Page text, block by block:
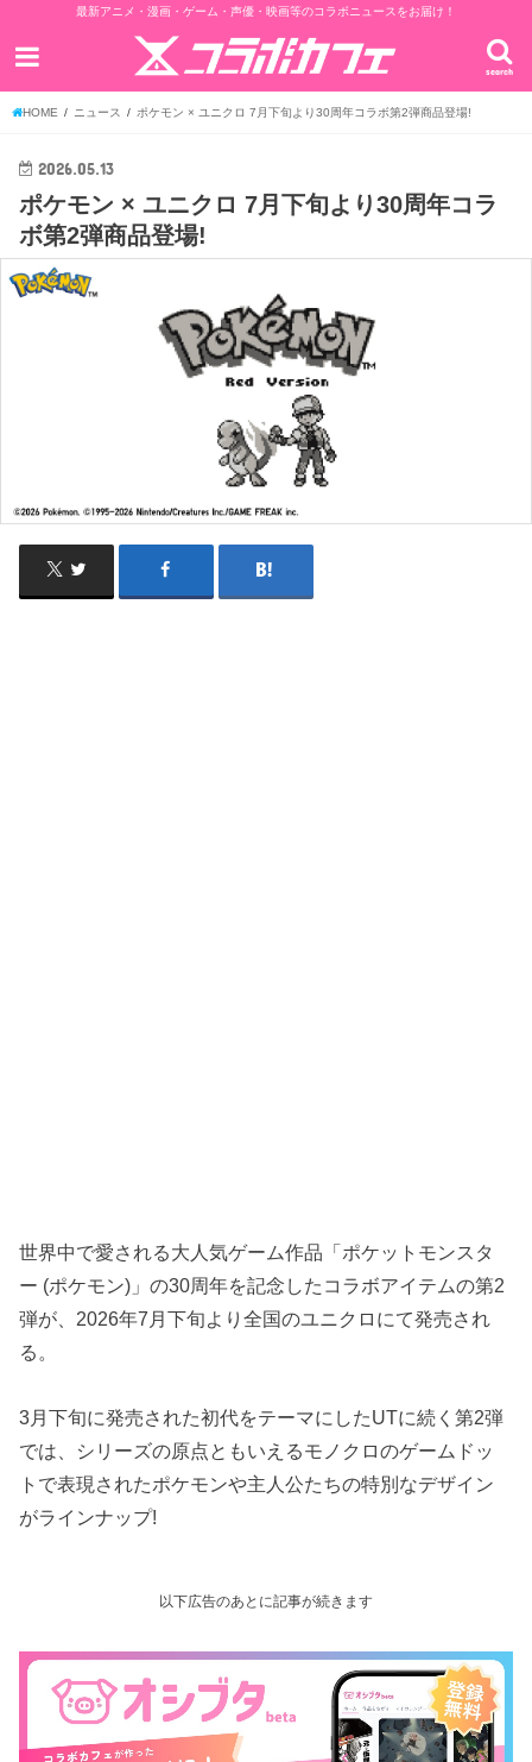
最新アニメ・漫画・ゲーム・声優・映画等のコラボニュースをお届け！
search
HOME ニュース ポケモン × ユニクロ 7月下旬より30周年コラボ第2弾商品登場!
2026.05.13
ポケモン × ユニクロ 7月下旬より30周年コラ
ボ第2弾商品登場!
世界中で愛される大人気ゲーム作品「ポケットモンスタ
ー (ポケモン)」の30周年を記念したコラボアイテムの第2
弾が、2026年7月下旬より全国のユニクロにて発売され
る。
3月下旬に発売された初代をテーマにしたUTに続く第2弾
では、シリーズの原点ともいえるモノクロのゲームドッ
トで表現されたポケモンや主人公たちの特別なデザイン
がラインナップ!
以下広告のあとに記事が続きます